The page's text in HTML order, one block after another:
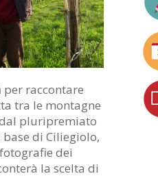
per raccontare
tra le montagne
pluripremiato
di Ciliegiolo,
dei
la scelta di